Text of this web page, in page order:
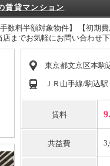
賃貸マンション
料半額対象物件】 【初期
までお気軽にお問い合わせ下
東京都文京区本駒
ＪＲ山手線/駒込駅
賃料
共益費